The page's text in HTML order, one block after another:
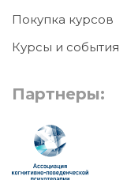
Покупка курсов
Курсы и события
Партнеры: